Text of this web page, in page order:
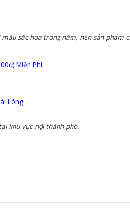
sắc hoa trong năm, nên sản phẩm
Miễn Phí
Lòng
khu vực nội thành phố.